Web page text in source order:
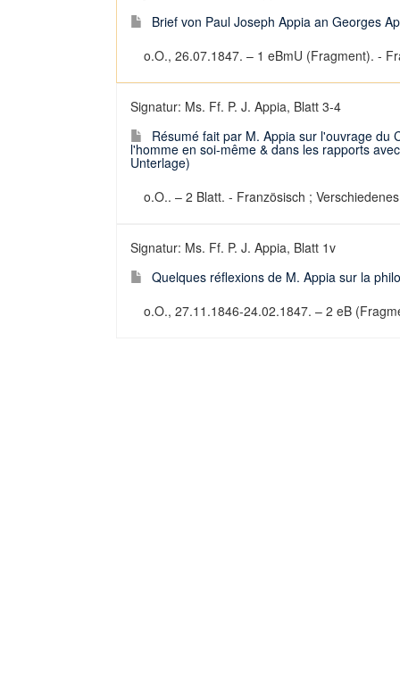
Brief von Paul Joseph Appia an Georges
o.O., 26.07.1847. – 1 eBmU (Fragment). -
Signatur: Ms. Ff. P. J. Appia, Blatt 3-4
Résumé fait par M. Appia sur l'ouvrage du
l'homme en soi-même & dans les rapports
Unterlage)
o.O.. – 2 Blatt. - Französisch ;
Signatur: Ms. Ff. P. J. Appia, Blatt 1v
Quelques réflexions de M. Appia sur la
o.O., 27.11.1846-24.02.1847. – 2 eB